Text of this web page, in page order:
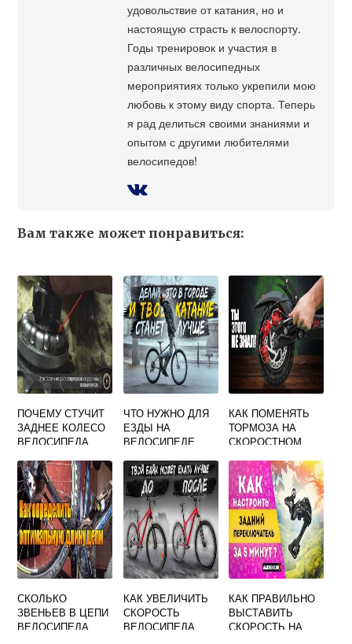
удовольствие от катания, но и
настоящую страсть к велоспорту.
Годы тренировок и участия в
различных велосипедных
мероприятиях только укрепили мою
любовь к этому виду спорта. Теперь
я рад делиться своими знаниями и
опытом с другими любителями
велосипедов!
Вам также может понравиться:
ПОЧЕМУ СТУЧИТ
ЗАДНЕЕ КОЛЕСО
ВЕЛОСИПЕДА
ЧТО НУЖНО ДЛЯ
ЕЗДЫ НА
ВЕЛОСИПЕДЕ
КАК ПОМЕНЯТЬ
ТОРМОЗА НА
СКОРОСТНОМ
СКОЛЬКО
ЗВЕНЬЕВ В ЦЕПИ
ВЕЛОСИПЕДА
КАК УВЕЛИЧИТЬ
СКОРОСТЬ
ВЕЛОСИПЕДА
КАК ПРАВИЛЬНО
ВЫСТАВИТЬ
СКОРОСТЬ НА